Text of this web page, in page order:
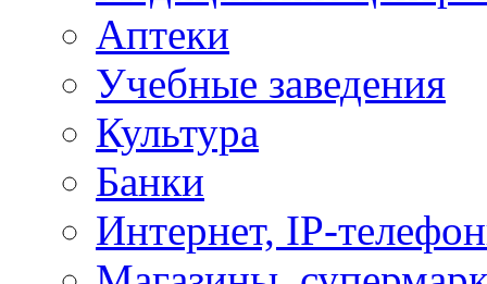
Аптеки
Учебные заведения
Культура
Банки
Интернет, IP-